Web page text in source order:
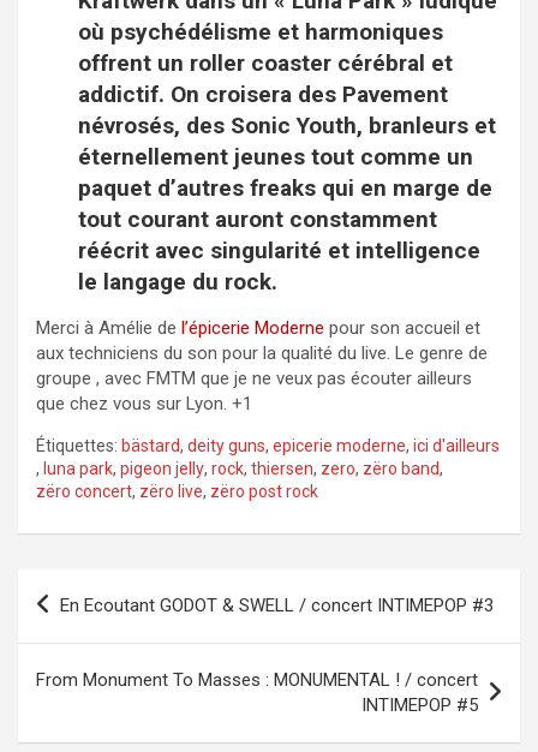
où psychédélisme et harmoniques
offrent un roller coaster cérébral et
addictif. On croisera des Pavement
névrosés, des Sonic Youth, branleurs et
éternellement jeunes tout comme un
paquet d’autres freaks qui en marge de
tout courant auront constamment
réécrit avec singularité et intelligence
le langage du rock.
Merci à Amélie de l’épicerie Moderne pour son accueil et
aux techniciens du son pour la qualité du live. Le genre de
groupe , avec FMTM que je ne veux pas écouter ailleurs
que chez vous sur Lyon. +1
Étiquettes: bästard, deity guns, epicerie moderne, ici d'ailleurs
, luna park, pigeon jelly, rock, thiersen, zero, zëro band,
zëro concert, zëro live, zëro post rock
Navigation
En Ecoutant GODOT & SWELL / concert INTIMEPOP #3
From Monument To Masses : MONUMENTAL ! / concert
INTIMEPOP #5